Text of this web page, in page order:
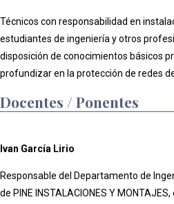
Técnicos con responsabilidad en
estudiantes de ingeniería y otros
disposición de conocimientos básicos
profundizar en la protección de redes
Docentes / Ponentes
Ivan García Lirio
Responsable del Departamento de
de PINE INSTALACIONES Y